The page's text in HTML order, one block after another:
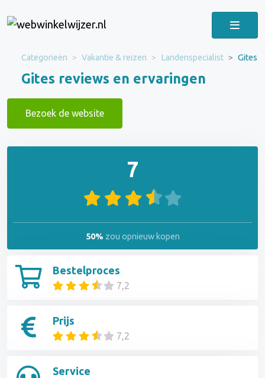
Categorieën Vakantie & reizen Landenspecialist Gites
Gites reviews en ervaringen
Bezoek de website
Bestelproces
7,2
Prijs
7,2
Service
7
50% zou opnieuw kopen